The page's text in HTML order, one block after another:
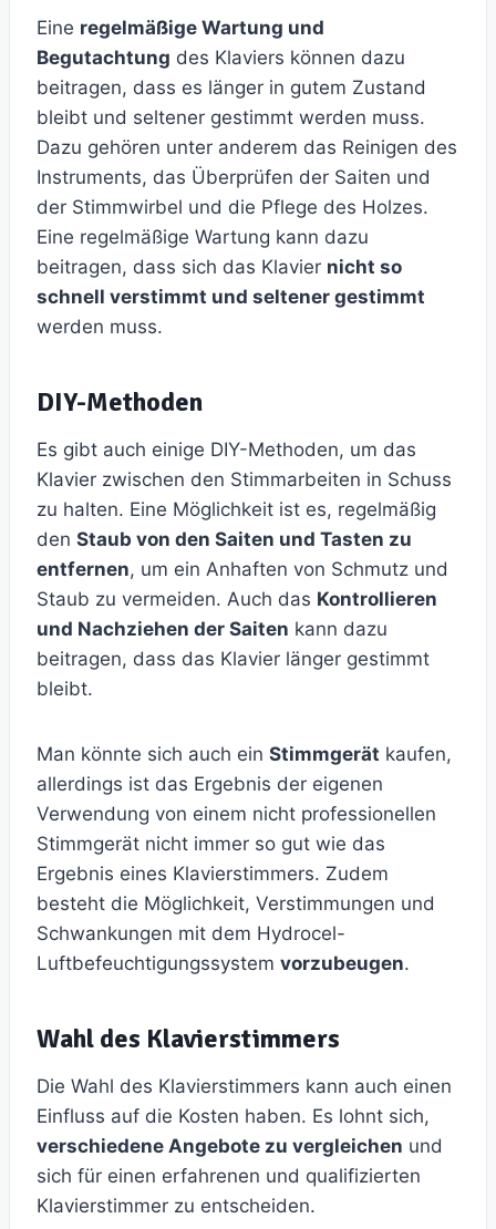
Eine regelmäßige Wartung und
Begutachtung des Klaviers können dazu
beitragen, dass es länger in gutem Zustand
bleibt und seltener gestimmt werden muss.
Dazu gehören unter anderem das Reinigen des
Instruments, das Überprüfen der Saiten und
der Stimmwirbel und die Pflege des Holzes.
Eine regelmäßige Wartung kann dazu
beitragen, dass sich das Klavier nicht so
schnell verstimmt und seltener gestimmt
werden muss.
DIY-Methoden
Es gibt auch einige DIY-Methoden, um das
Klavier zwischen den Stimmarbeiten in Schuss
zu halten. Eine Möglichkeit ist es, regelmäßig
den Staub von den Saiten und Tasten zu
entfernen, um ein Anhaften von Schmutz und
Staub zu vermeiden. Auch das Kontrollieren
und Nachziehen der Saiten kann dazu
beitragen, dass das Klavier länger gestimmt
bleibt.
Man könnte sich auch ein Stimmgerät kaufen,
allerdings ist das Ergebnis der eigenen
Verwendung von einem nicht professionellen
Stimmgerät nicht immer so gut wie das
Ergebnis eines Klavierstimmers. Zudem
besteht die Möglichkeit, Verstimmungen und
Schwankungen mit dem Hydrocel-
Luftbefeuchtigungssystem vorzubeugen.
Wahl des Klavierstimmers
Die Wahl des Klavierstimmers kann auch einen
Einfluss auf die Kosten haben. Es lohnt sich,
verschiedene Angebote zu vergleichen und
sich für einen erfahrenen und qualifizierten
Klavierstimmer zu entscheiden.